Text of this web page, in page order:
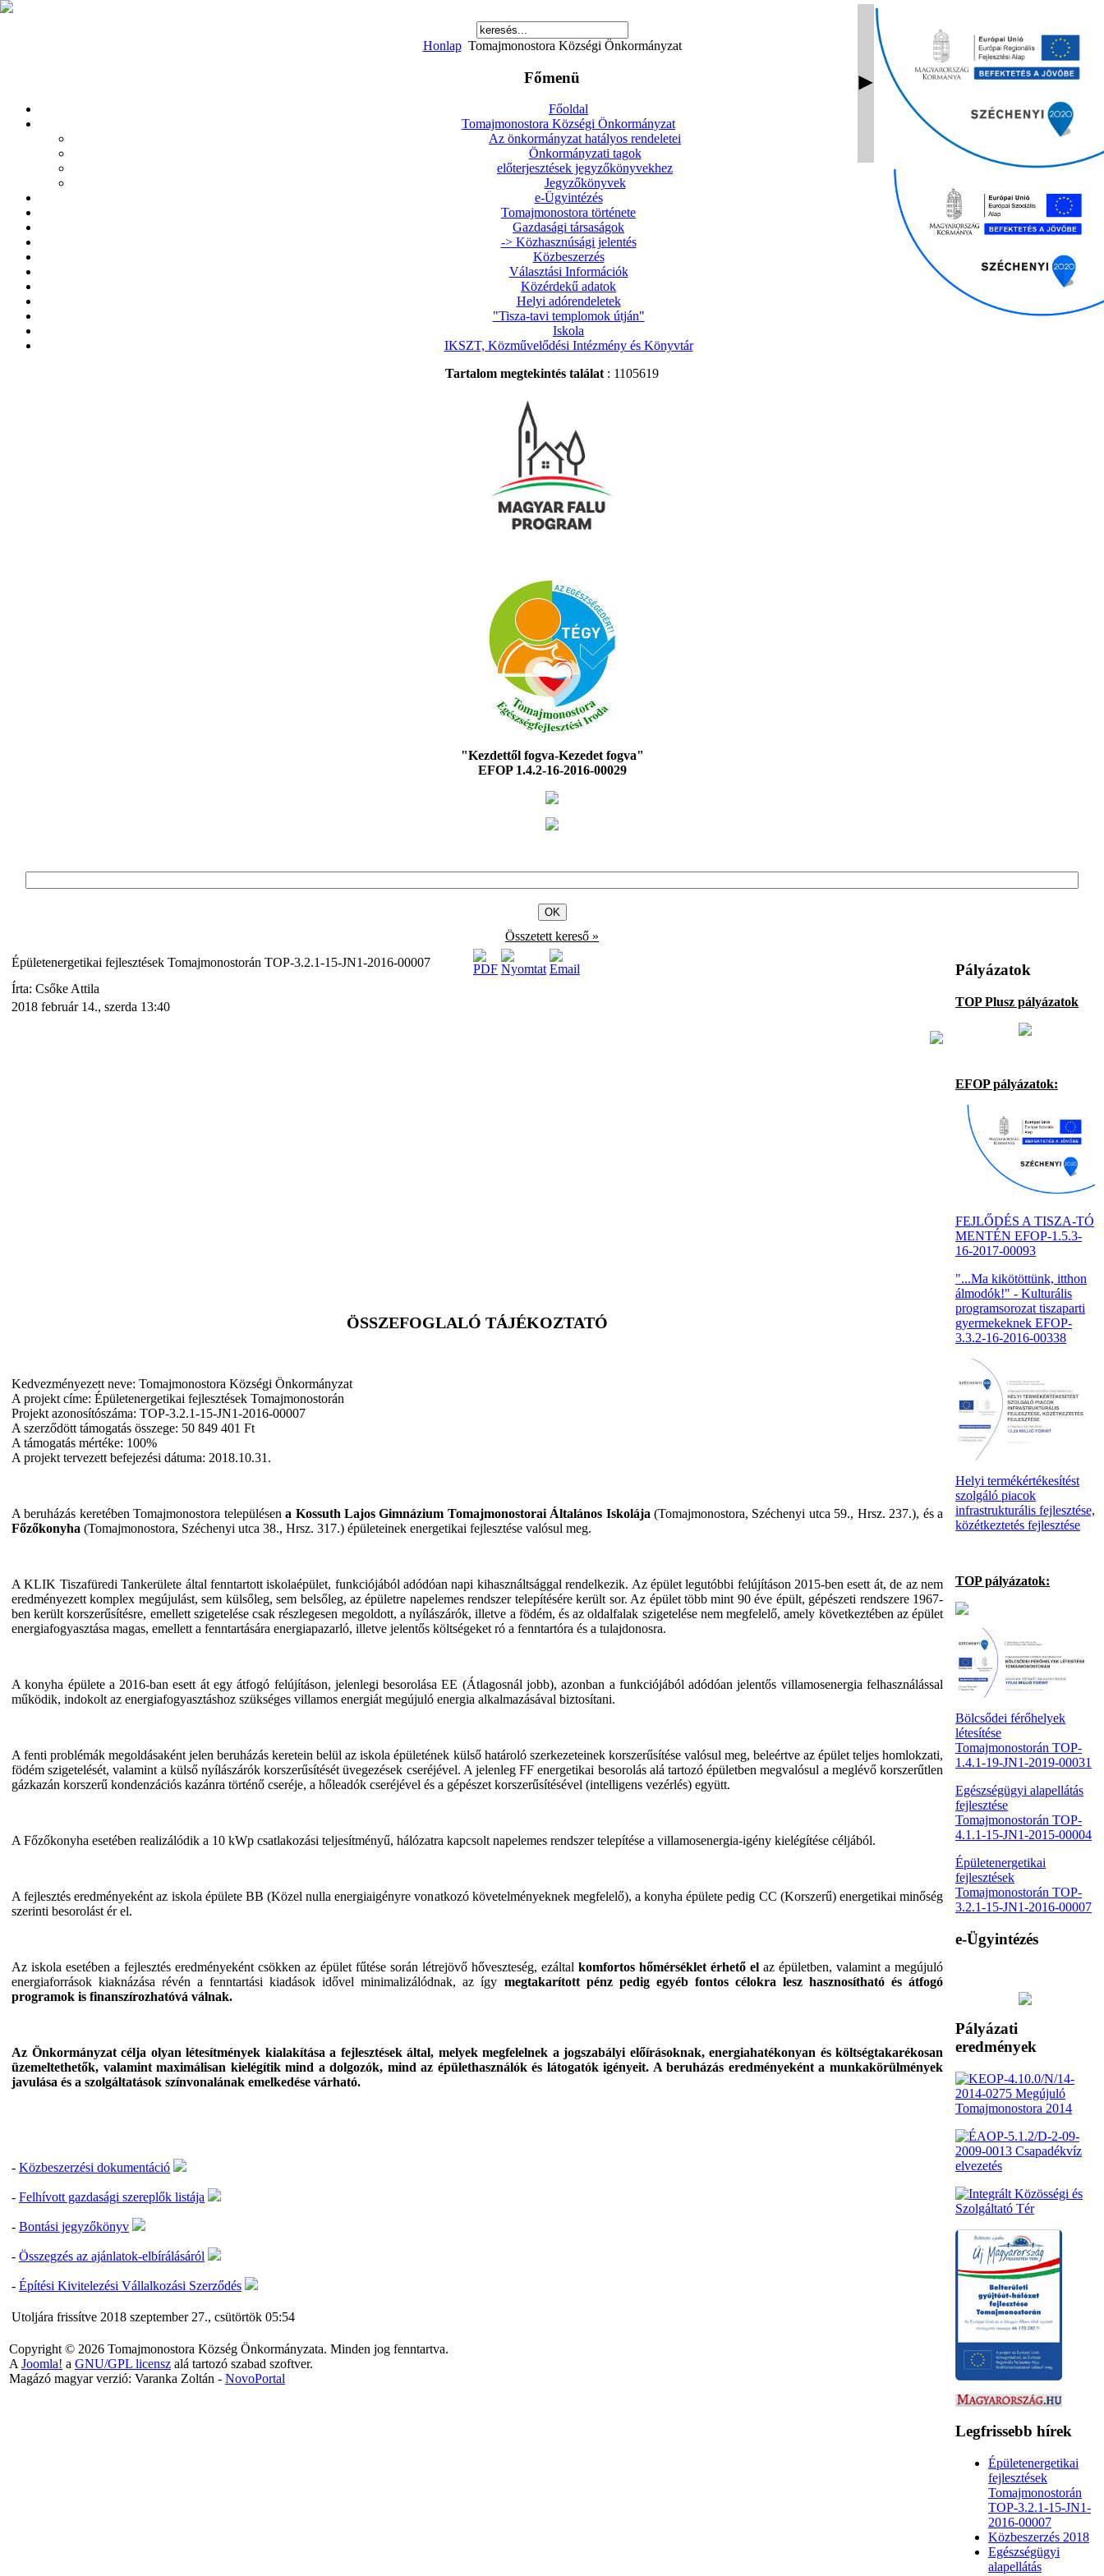
Honlap Tomajmonostora Községi Önkormányzat
Főmenü
Főoldal
Tomajmonostora Községi Önkormányzat
Az önkormányzat hatályos rendeletei
Önkormányzati tagok
előterjesztések jegyzőkönyvekhez
Jegyzőkönyvek
e-Ügyintézés
Tomajmonostora története
Gazdasági társaságok
-> Közhasznúsági jelentés
Közbeszerzés
Választási Információk
Közérdekű adatok
Helyi adórendeletek
"Tisza-tavi templomok útján"
Iskola
IKSZT, Közművelődési Intézmény és Könyvtár
Tartalom megtekintés találat: 1105619
"Kezdettől fogva-Kezedet fogva"
EFOP 1.4.2-16-2016-00029
Összetett kereső »
Épületenergetikai fejlesztések Tomajmonostorán TOP-3.2.1-15-JN1-2016-00007
Írta: Csőke Attila
2018 február 14., szerda 13:40
ÖSSZEFOGLALÓ TÁJÉKOZTATÓ
Kedvezményezett neve: Tomajmonostora Községi Önkormányzat
A projekt címe: Épületenergetikai fejlesztések Tomajmonostorán
Projekt azonosítószáma: TOP-3.2.1-15-JN1-2016-00007
A szerződött támogatás összege: 50 849 401 Ft
A támogatás mértéke: 100%
A projekt tervezett befejezési dátuma: 2018.10.31.
A beruházás keretében Tomajmonostora településena Kossuth Lajos Gimnázium Tomajmonostorai Általános Iskolája (Tomajmonostora, Széchenyi utca 59., Hrsz. 237.), és a
Főzőkonyha (Tomajmonostora, Széchenyi utca 38., Hrsz. 317.) épületeinek energetikai fejlesztése valósul meg.
A KLIK Tiszafüredi Tankerülete által fenntartott iskolaépület, funkciójából adódóan napi kihasználtsággal rendelkezik. Az épület legutóbbi felújításon 2015-ben esett át, de az nem
eredményezett komplex megújulást, sem külsőleg, sem belsőleg, az épületre napelemes rendszer telepítésére került sor. Az épület több mint 90 éve épült, gépészeti rendszere 1967-
ben került korszerűsítésre, emellett szigetelése csak részlegesen megoldott, a nyílászárók, illetve a födém, és az oldalfalak szigetelése nem megfelelő, amely következtében az épület
energiafogyasztása magas, emellett a fenntartására energiapazarló, illetve jelentős költségeket ró a fenntartóra és a tulajdonosra.
A konyha épülete a 2016-ban esett át egy átfogó felújításon, jelenlegi besorolása EE (Átlagosnál jobb), azonban a funkciójából adódóan jelentős villamosenergia felhasználással
működik, indokolt az energiafogyasztáshoz szükséges villamos energiát megújuló energia alkalmazásával biztosítani.
A fenti problémák megoldásaként jelen beruházás keretein belül az iskola épületének külső határoló szerkezeteinek korszerűsítése valósul meg, beleértve az épület teljes homlokzati,
födém szigetelését, valamint a külső nyílászárók korszerűsítését üvegezések cseréjével. A jelenleg FF energetikai besorolás alá tartozó épületben megvalósul a meglévő korszerűtlen
gázkazán korszerű kondenzációs kazánra történő cseréje, a hőleadók cseréjével és a gépészet korszerűsítésével (intelligens vezérlés) együtt.
A Főzőkonyha esetében realizálódik a 10 kWp csatlakozási teljesítményű, hálózatra kapcsolt napelemes rendszer telepítése a villamosenergia-igény kielégítése céljából.
A fejlesztés eredményeként az iskola épülete BB (Közel nulla energiaigényre vonatkozó követelményeknek megfelelő), a konyha épülete pedig CC (Korszerű) energetikai minőség
szerinti besorolást ér el.
Az iskola esetében a fejlesztés eredményeként csökken az épület fűtése során létrejövő hőveszteség, ezáltal komfortos hőmérséklet érhető el az épületben, valamint a megújuló
energiaforrások kiaknázása révén a fenntartási kiadások idővel minimalizálódnak, az így megtakarított pénz pedig egyéb fontos célokra lesz hasznosítható és átfogó
programok is finanszírozhatóvá válnak.
Az Önkormányzat célja olyan létesítmények kialakítása a fejlesztések által, melyek megfelelnek a jogszabályi előírásoknak, energiahatékonyan és költségtakarékosan
üzemeltethetők, valamint maximálisan kielégítik mind a dolgozók, mind az épülethasználók és látogatók igényeit. A beruházás eredményeként a munkakörülmények
javulása és a szolgáltatások színvonalának emelkedése várható.
- Közbeszerzési dokumentáció
- Felhívott gazdasági szereplők listája
- Bontási jegyzőkönyv
- Összegzés az ajánlatok-elbírálásáról
- Építési Kivitelezési Vállalkozási Szerződés
Utoljára frissítve 2018 szeptember 27., csütörtök 05:54
Copyright © 2026 Tomajmonostora Község Önkormányzata. Minden jog fenntartva.
A Joomla! a GNU/GPL licensz alá tartozó szabad szoftver.
Magázó magyar verzió: Varanka Zoltán - NovoPortal
Pályázatok
TOP Plusz pályázatok
EFOP pályázatok:
FEJLŐDÉS A TISZA-TÓ
MENTÉN EFOP-1.5.3-
16-2017-00093
"...Ma kikötöttünk, itthon
álmodók!" - Kulturális
programsorozat tiszaparti
gyermekeknek EFOP-
3.3.2-16-2016-00338
Helyi termékértékesítést
szolgáló piacok
infrastrukturális fejlesztése,
közétkeztetés fejlesztése
TOP pályázatok:
Bölcsődei férőhelyek
létesítése
Tomajmonostorán TOP-
1.4.1-19-JN1-2019-00031
Egészségügyi alapellátás
fejlesztése
Tomajmonostorán TOP-
4.1.1-15-JN1-2015-00004
Épületenergetikai
fejlesztések
Tomajmonostorán TOP-
3.2.1-15-JN1-2016-00007
e-Ügyintézés
Pályázati
eredmények
Legfrissebb hírek
Épületenergetikai
fejlesztések
Tomajmonostorán
TOP-3.2.1-15-JN1-
2016-00007
Közbeszerzés 2018
Egészségügyi
alapellátás